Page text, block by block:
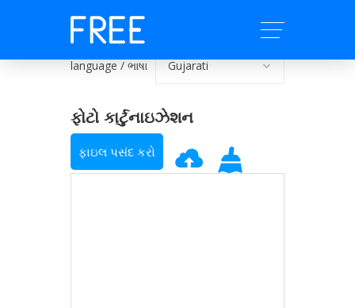
language / ભાષા
ફોટો કાર્ટુનાઇઝેશન
ફાઇલ પસંદ કરો